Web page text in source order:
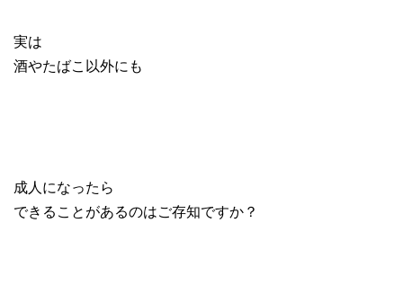
実は
酒やたばこ以外にも
成人になったら
できることがあるのはご存知ですか？